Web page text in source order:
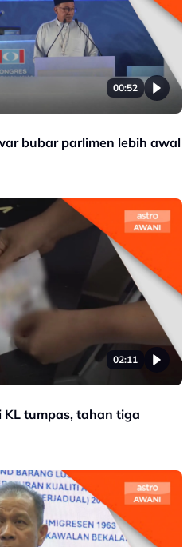
00:52
bubar parlimen lebih awal
02:11
tumpas, tahan tiga